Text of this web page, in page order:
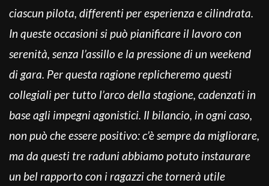
ciascun pilota, differenti per esperienza e cilindrata.
In queste occasioni si può pianificare il lavoro con
serenità, senza l’assillo e la pressione di un weekend
di gara. Per questa ragione replicheremo questi
collegiali per tutto l’arco della stagione, cadenzati in
base agli impegni agonistici. Il bilancio, in ogni caso,
non può che essere positivo: c’è sempre da migliorare,
ma da questi tre raduni abbiamo potuto instaurare
un bel rapporto con i ragazzi che tornerà utile